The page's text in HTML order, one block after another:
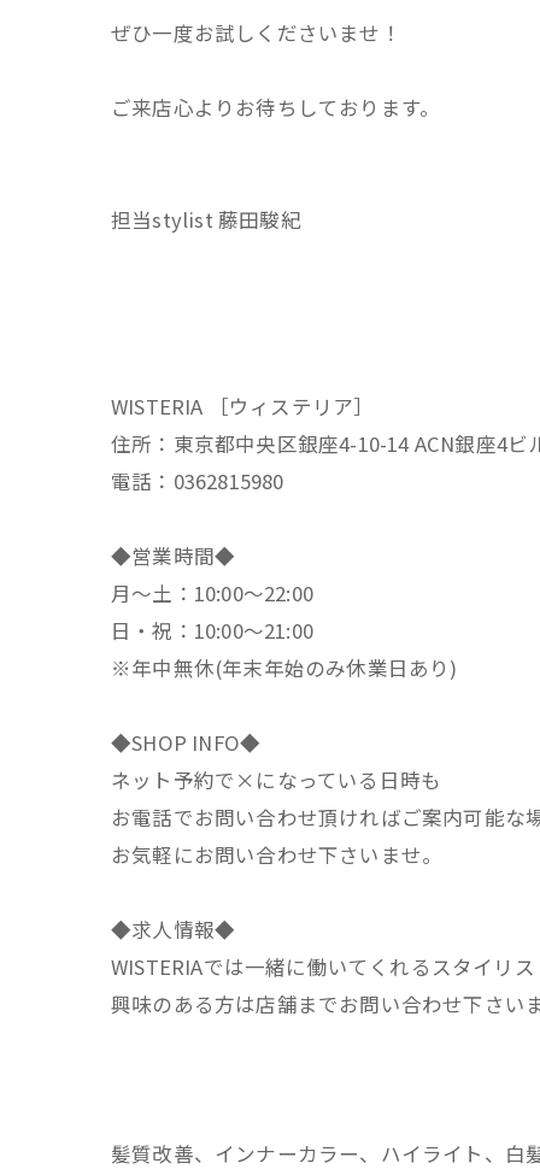
ぜひ一度お試しくださいませ！
ご来店心よりお待ちしております。
担当stylist 藤田駿紀
WISTERIA ［ウィステリア］
住所：東京都中央区銀座4-10-14 ACN銀座4ビ
電話：0362815980
◆営業時間◆
月～土：10:00～22:00
日・祝：10:00～21:00
※年中無休(年末年始のみ休業日あり)
◆SHOP INFO◆
ネット予約で×になっている日時も
お電話でお問い合わせ頂ければご案内可能な
お気軽にお問い合わせ下さいませ。
◆求人情報◆
WISTERIAでは一緒に働いてくれるスタイリス
興味のある方は店舗までお問い合わせ下さいま
髪質改善、インナーカラー、ハイライト、